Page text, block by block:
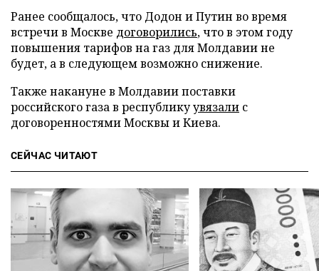
Ранее сообщалось, что Додон и Путин во время
встречи в Москве договорились, что в этом году
повышения тарифов на газ для Молдавии не
будет, а в следующем возможно снижение.
Также накануне в Молдавии поставки
российского газа в республикуувязали с
договоренностями Москвы и Киева.
СЕЙЧАС ЧИТАЮТ